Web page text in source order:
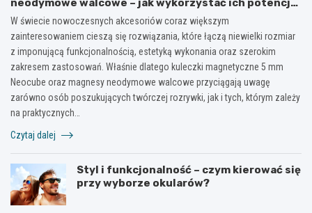
w kreatywnych i praktycznych zastosowaniach?
W świecie nowoczesnych akcesoriów coraz większym
zainteresowaniem cieszą się rozwiązania, które łączą niewielki rozmiar
z imponującą funkcjonalnością, estetyką wykonania oraz szerokim
zakresem zastosowań. Właśnie dlatego kuleczki magnetyczne 5 mm
Neocube oraz magnesy neodymowe walcowe przyciągają uwagę
zarówno osób poszukujących twórczej rozrywki, jak i tych, którym zależy
na praktycznych…
Czytaj dalej
Styl i funkcjonalność – czym kierować się
przy wyborze okularów?